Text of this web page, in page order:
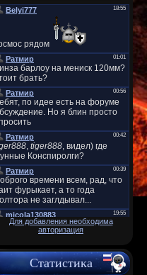
Для добавления необходима
авторизация
Статистика